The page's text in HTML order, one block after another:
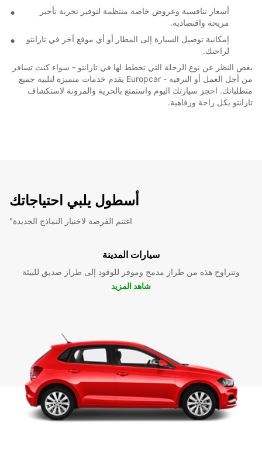
أسعار تنافسية وعروض خاصة منتظمة لتوفير تجربة تأجير
مريحة واقتصادية.
إمكانية توصيل السيارة إلى المطار أو أي موقع آخر في تارانتو
لراحتك.
بغض النظر عن نوع الرحلة التي تخطط لها في تارانتو - سواء كنت تسافر
من أجل العمل أو الترفيه - Europcar يقدم خدمات متميزة لتلبية جميع
متطلباتك. احجز سيارتك اليوم واستمتع بالحرية والمرونة لاستكشاف
تارانتو بكل راحة ورفاهية.
أسطول يلبي احتياجاتك
"اغتنم الفرصة لاختبار النماذج الجديدة
سيارات المدينة
وتتراوح هذه من طراز مدمج وموفر للوقود إلى طراز صديق للبيئة
شاهد المزيد